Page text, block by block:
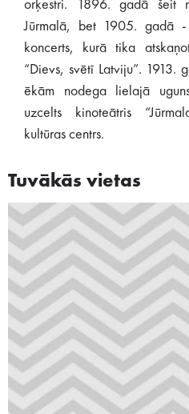
orķestri. 1896. gadā šeit
Jūrmalā, bet 1905. gadā -
koncerts, kurā tika
“Dievs, svētī Latviju”. 1913.
ēkām nodega lielajā
uzcelts kinoteātris
kultūras centrs.
Tuvākās vietas